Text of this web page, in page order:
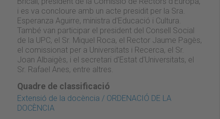
i es va concloure amb un acte presidit per la Sra.
Esperanza Aguirre, ministra d'Educació i Cultura.
També van participar el president del Consell Social
de la UPC, el Sr. Miquel Roca, el Rector Jaume Pagès,
el comissionat per a Universitats i Recerca, el Sr.
Joan Albaigès, i el secretari d'Estat d'Universitats, el
Sr. Rafael Anes, entre altres.
Quadre de classificació
Extensió de la docència / ORDENACIÓ DE LA
DOCÈNCIA